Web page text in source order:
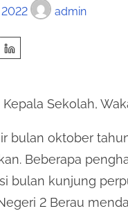
2022 admin
Sekolah,
bulan oktober
Beberapa
bulan kunjung
2 Berau